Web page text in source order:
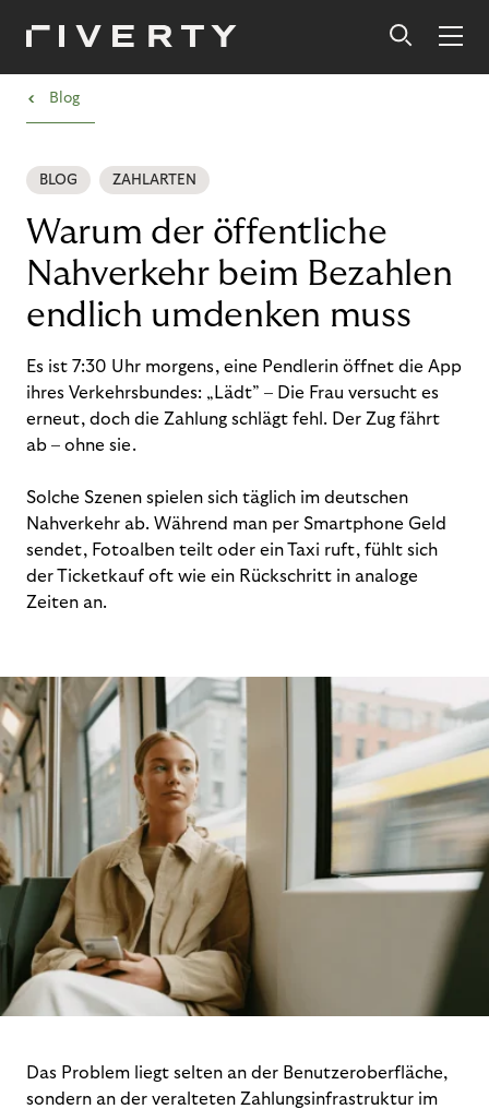
› Blog
BLOG ZAHLARTEN
Warum der öffentliche
Nahverkehr beim Bezahlen
endlich umdenken muss
Es ist 7:30 Uhr morgens, eine Pendlerin öffnet die App
ihres Verkehrsbundes: „Lädt” – Die Frau versucht es
erneut, doch die Zahlung schlägt fehl. Der Zug fährt
ab – ohne sie.
Solche Szenen spielen sich täglich im deutschen
Nahverkehr ab. Während man per Smartphone Geld
sendet, Fotoalben teilt oder ein Taxi ruft, fühlt sich
der Ticketkauf oft wie ein Rückschritt in analoge
Zeiten an.
Das Problem liegt selten an der Benutzeroberfläche,
sondern an der veralteten Zahlungsinfrastruktur im